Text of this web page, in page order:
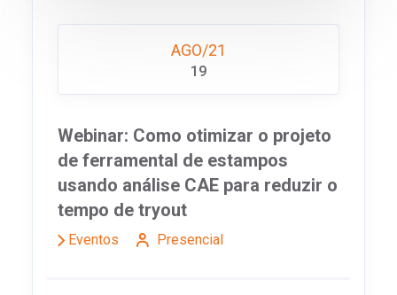
AGO/21
19
Webinar: Como otimizar o projeto
de ferramental de estampos
usando análise CAE para reduzir o
tempo de tryout
Eventos Presencial